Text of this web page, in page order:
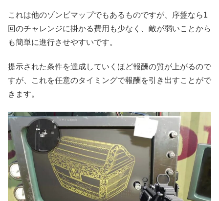
これは他のゾンビマップでもあるものですが、序盤なら1
回のチャレンジに掛かる費用も少なく、敵が弱いことから
も簡単に進行させやすいです。
提示された条件を達成していくほど報酬の質が上がるので
すが、これを任意のタイミングで報酬を引き出すことがで
きます。